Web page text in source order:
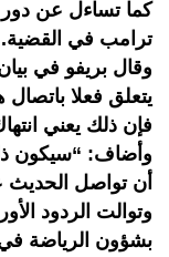
كما تساءل عن دور
ترامب في القضية.
وقال بريفو في بيان
يتعلق فعلا باتصال
فإن ذلك يعني
وأضاف: “سيكون
أن تواصل
وتوالت الردود
بشؤون الرياضة في